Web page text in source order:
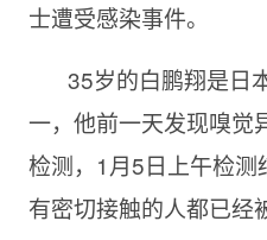
士遭受感染事件。
35岁的白鹏翔是日
一，他前一天发现嗅觉
检测，1月5日上午检
有密切接触的人都已经